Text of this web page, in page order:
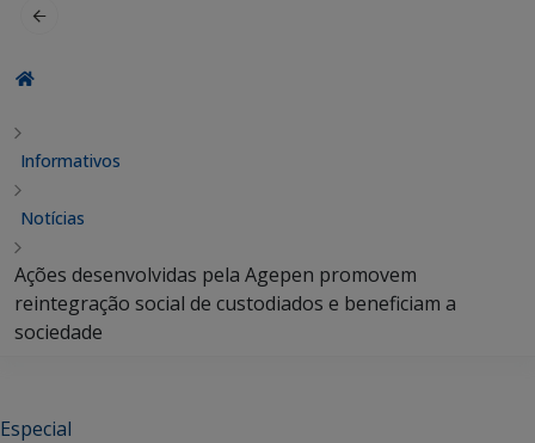
Informativos
Notícias
Ações desenvolvidas pela Agepen promovem
reintegração social de custodiados e beneficiam a
sociedade
Especial